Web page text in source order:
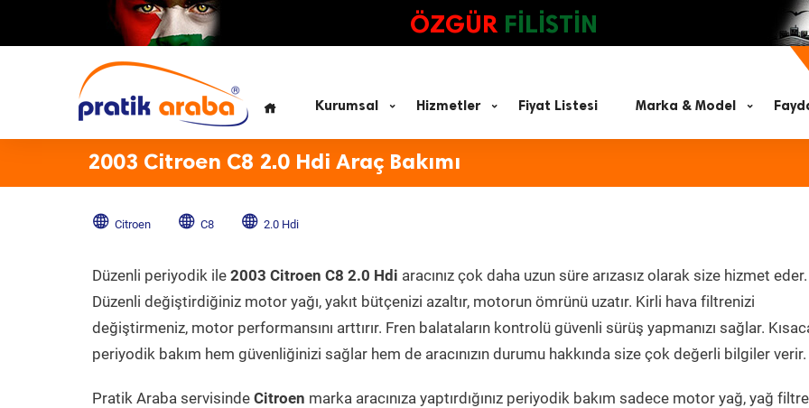
ÖZGÜR FİLİSTİN
Kurumsal Hizmetler Fiyat Listesi Marka & Model
2003 Citroen C8 2.0 Hdi Araç Bakımı
Citroen C8 2.0 Hdi
Düzenli periyodik ile 2003 Citroen C8 2.0 Hdi aracınız çok daha uzun süre arızasız olarak size hizmet eder.
Düzenli değiştirdiğiniz motor yağı, yakıt bütçenizi azaltır, motorun ömrünü uzatır. Kirli hava filtrenizi
değiştirmeniz, motor performansını arttırır. Fren balataların kontrolü güvenli sürüş yapmanızı sağlar.
periyodik bakım hem güvenliğinizi sağlar hem de aracınızın durumu hakkında size çok değerli bilgiler verir.
Pratik Araba servisinde Citroen marka aracınıza yaptırdığınız periyodik bakım sadece motor yağ, yağ